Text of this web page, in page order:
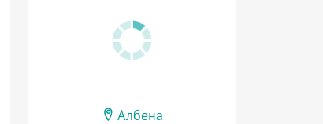
Албена